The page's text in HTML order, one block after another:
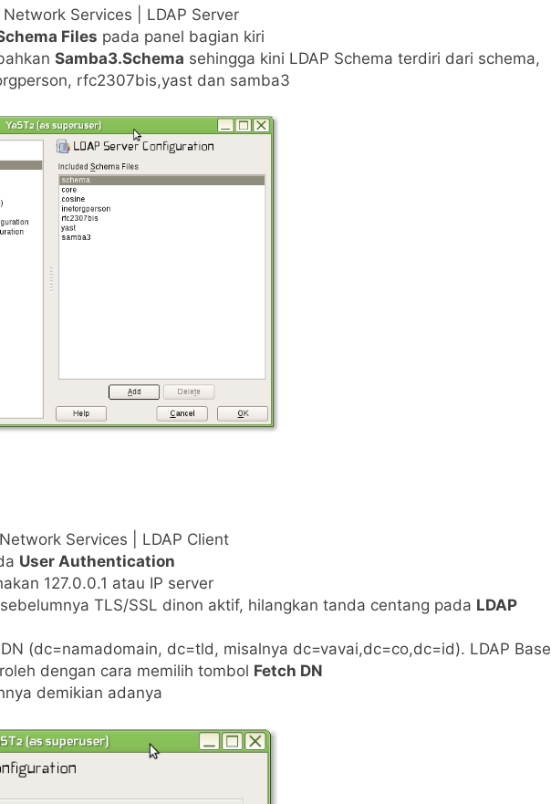
Services | LDAP Server
Files pada panel bagian kiri
Samba3.Schema sehingga kini LDAP Schema terdiri dari schema,
rfc2307bis,yast dan samba3
Services | LDAP Client
User Authentication
127.0.0.1 atau IP server
TLS/SSL dinon aktif, hilangkan tanda centang pada LDAP
(dc=namadomain, dc=tld, misalnya dc=vavai,dc=co,dc=id). LDAP Base
dengan cara memilih tombol Fetch DN
demikian adanya